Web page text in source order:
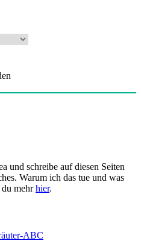
und schreibe auf diesen Seiten
Warum ich das tue und was
du mehrhier.